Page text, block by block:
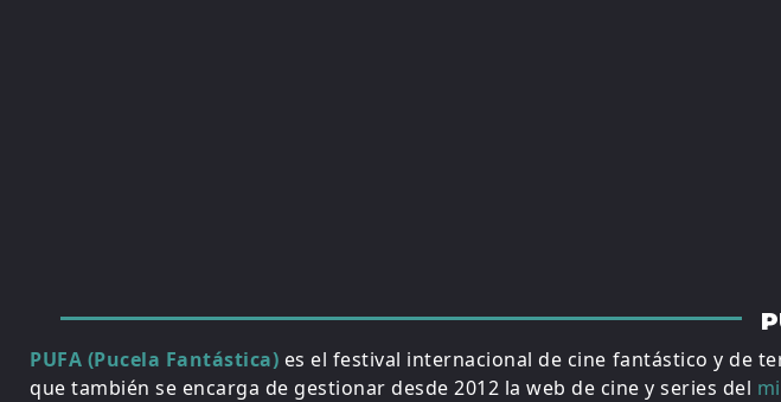
PUFA (Pucela Fantástica) es el festival internacional de cine fantástico y de
que también se encarga de gestionar desde 2012 la web de cine y series del